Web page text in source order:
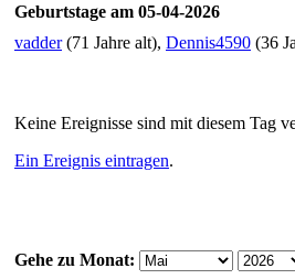
Geburtstage am 05-04-2026
vadder(71 Jahre alt), Dennis4590 (36
Keine Ereignisse sind mit diesem Tag
Ein Ereignis eintragen.
Gehe zu Monat: